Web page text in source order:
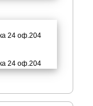
24 оф.204
24 оф.204